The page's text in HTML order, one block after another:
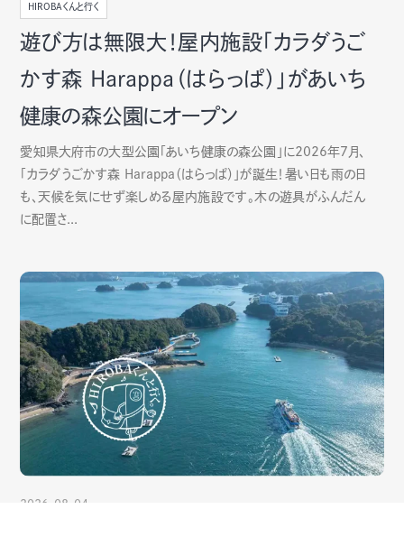
HIROBAくんと行く
遊び方は無限大！屋内施設「カラダうご
かす森 Harappa（はらっぱ）」があいち
健康の森公園にオープン
愛知県大府市の大型公園「あいち健康の森公園」に2026年7月、
「カラダうごかす森 Harappa（はらっぱ）」が誕生！暑い日も雨の日
も、天候を気にせず楽しめる屋内施設です。木の遊具がふんだん
に配置さ...
2026-08-04